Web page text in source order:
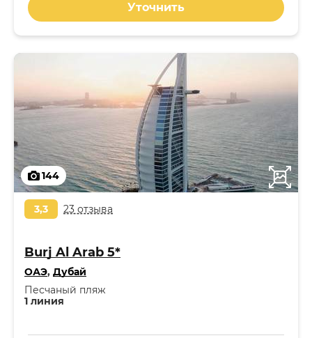
Уточнить
144
3,3 23 отзыва
Burj Al Arab 5*
ОАЭ, Дубай
1 линия
Песчаный пляж